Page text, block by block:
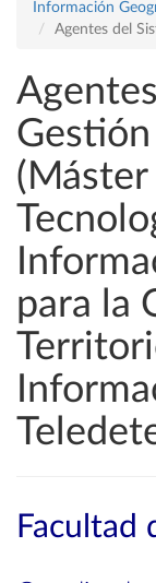
Información
Agentes del
para la
Facultad